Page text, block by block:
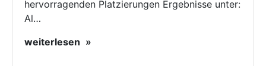
hervorragenden Platzierungen Ergebnisse unter:
Al…
weiterlesen